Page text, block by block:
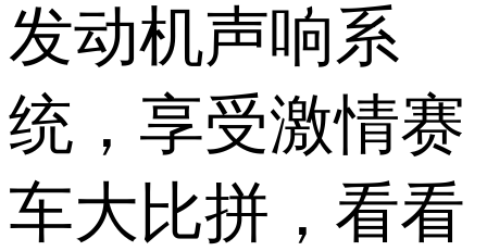
发动机声响系
统，享受激情赛
车大比拼，看看